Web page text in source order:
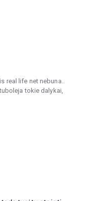
real life net nebuna..
tokie dalykai,